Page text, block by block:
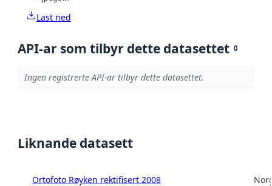
Last ned
API-ar som tilbyr dette datasettet 0
Ingen registrerte API-ar tilbyr dette datasettet.
Liknande datasett
Ortofoto Røyken rektifisert 2008